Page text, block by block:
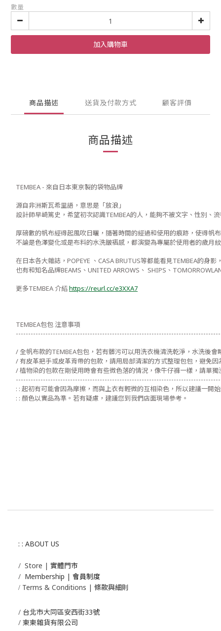
數量
加入購物車
商品描述 送貨及付款方式 顧客評價
商品描述
TEMBEA - 來自日本東京製的袋物品牌
源自非洲斯瓦希里語，意思是「放浪」
設計師早崎篤史，希望初次認識TEMBEA的人，能夠不被文字、性別、
厚磅數的帆布經得起風吹日曬，隨著時間的經過和使用的痕跡，使得帆
不論是色澤變化或是布料的水洗皺褶感，都演變為專屬於使用者的歲月
在日本各大雜誌，POPEYE 、CASA BRUTUS等都能看見TEMBEA的身影
也有和知名品牌BEAMS、UNITED ARROWS、 SHIPS、
更多TEMBEA 介紹https://reurl.cc/e3XXA7
TEMBEA包包 注意事項
/ 全帆布款的TEMBEA包包，若有髒污可以用洗衣機清洗乾淨，水洗後
/ 有皮革把手或皮革背帶的包款，請用局部清潔的方式整理包包，避免
/ 植物染的包款在剛使用時會有些微色落的情況，像牛仔褲一樣，請單獨
: : 起初有可能會因為摩擦，而與上衣有輕微的互相染色，所以建議一開
: : 顏色以實品為準。若有疑慮，建議您到我們店面現場參考。
: : ABOUT US
/ Store | 實體門市
/ Membership | 會員制度
/ Terms & Conditions | 條款與細則
/ 台北市大同區安西街33號
/ 東東雜貨有限公司